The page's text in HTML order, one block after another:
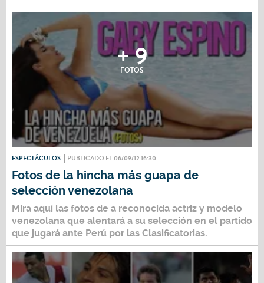
+ 9
FOTOS
ESPECTÁCULOS PUBLICADO EL 06/09/12 16:30
Fotos de la hincha más guapa de
selección venezolana
Mira aquí las fotos de a reconocida actriz y modelo
venezolana que alentará a su selección en el partido
que jugará ante Perú por las Clasificatorias.